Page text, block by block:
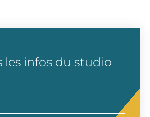
les infos du studio